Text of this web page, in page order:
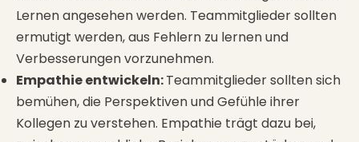
Lernen angesehen werden. Teammitglieder sollten
ermutigt werden, aus Fehlern zu lernen und
Verbesserungen vorzunehmen.
Empathie entwickeln:Teammitglieder sollten sich
bemühen, die Perspektiven und Gefühle ihrer
Kollegen zu verstehen. Empathie trägt dazu bei,